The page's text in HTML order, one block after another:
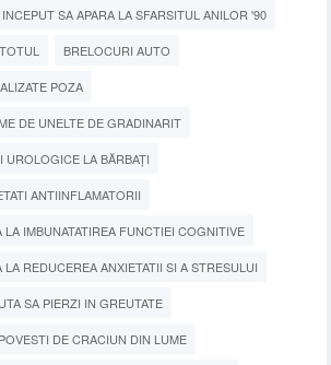
SA APARA LA SFARSITUL ANILOR '90
BRELOCURI AUTO
POZA
DE UNELTE DE GRADINARIT
UROLOGICE LA BĂRBAȚI
ANTIINFLAMATORII
LA IMBUNATATIREA FUNCTIEI COGNITIVE
REDUCEREA ANXIETATII SI A STRESULUI
SA PIERZI IN GREUTATE
DE CRACIUN DIN LUME